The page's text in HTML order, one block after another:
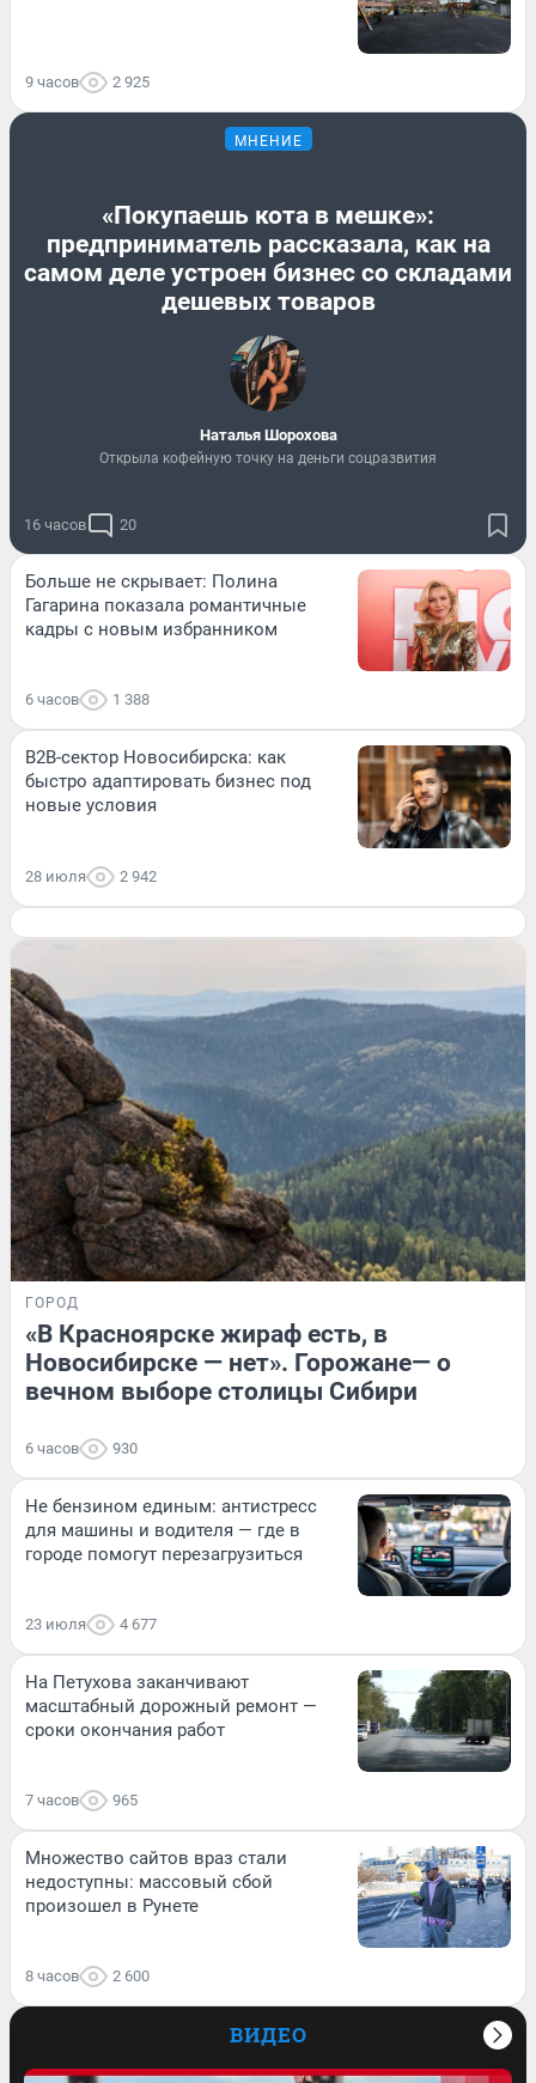
9 часов 2 925
МНЕНИЕ
«Покупаешь кота в мешке»:
предприниматель рассказала, как на
самом деле устроен бизнес со складами
дешевых товаров
Наталья Шорохова
Открыла кофейную точку на деньги соцразвития
16 часов 20
Больше не скрывает: Полина
Гагарина показала романтичные
кадры с новым избранником
6 часов 1 388
B2B-сектор Новосибирска: как
быстро адаптировать бизнес под
новые условия
28 июля 2 942
ГОРОД
«В Красноярске жираф есть, в
Новосибирске — нет». Горожане— о
вечном выборе столицы Сибири
6 часов 930
Не бензином единым: антистресс
для машины и водителя — где в
городе помогут перезагрузиться
23 июля 4 677
На Петухова заканчивают
масштабный дорожный ремонт —
сроки окончания работ
7 часов 965
Множество сайтов враз стали
недоступны: массовый сбой
произошел в Рунете
8 часов 2 600
ВИДЕО